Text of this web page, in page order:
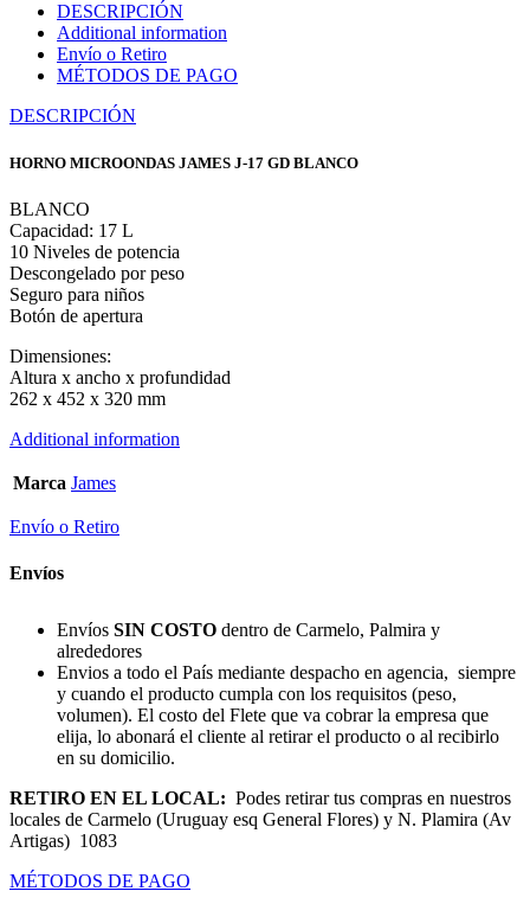
DESCRIPCIÓN
Additional information
Envío o Retiro
MÉTODOS DE PAGO
DESCRIPCIÓN
HORNO MICROONDAS JAMES J-17 GD BLANCO
BLANCO
Capacidad: 17 L
10 Niveles de potencia
Descongelado por peso
Seguro para niños
Botón de apertura
Dimensiones:
Altura x ancho x profundidad
262 x 452 x 320 mm
Additional information
Marca James
Envío o Retiro
Envíos
Envíos SIN COSTO dentro de Carmelo, Palmira y
alrededores
Envios a todo el País mediante despacho en agencia, siempre
y cuando el producto cumpla con los requisitos (peso,
volumen). El costo del Flete que va cobrar la empresa que
elija, lo abonará el cliente al retirar el producto o al recibirlo
en su domicilio.
RETIRO EN EL LOCAL: Podes retirar tus compras en nuestros
locales de Carmelo (Uruguay esq General Flores) y N. Plamira (Av
Artigas) 1083
MÉTODOS DE PAGO